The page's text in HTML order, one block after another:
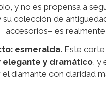
y no es propensa a
su colección de
accesorios– es
esmeralda.Este corte
elegante y dramático ,
el diamante con claridad